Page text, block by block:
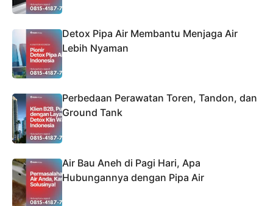
Detox Pipa Air Membantu Menjaga Air
Lebih Nyaman
Perbedaan Perawatan Toren, Tandon, dan
Ground Tank
Air Bau Aneh di Pagi Hari, Apa
Hubungannya dengan Pipa Air